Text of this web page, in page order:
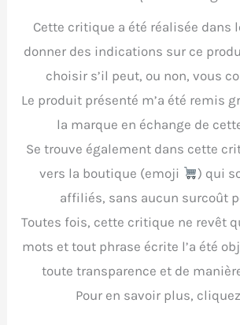
Cette critique a été réalisée dans
donner des indications sur ce
choisir s’il peut, ou non, vous
Le produit présenté m’a été remis
la marque en échange de
Se trouve également dans cette
vers la boutique (emoji
) qui
affiliés, sans aucun surcoût
Toutes fois, cette critique ne revêt
mots et tout phrase écrite l’a été
toute transparence et de
Pour en savoir plus, cliquez